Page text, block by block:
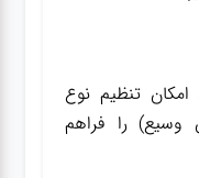
تنظیم نوع
را فراهم